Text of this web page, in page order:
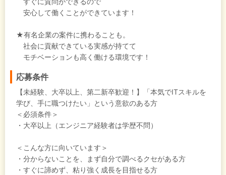
安心して働くことができています！
★有名企業の案件に携わることも。
社会に貢献できている実感が持てて
モチベーションも高く働ける環境です！
応募条件
【未経験、大卒以上、第二新卒歓迎！】「本気でITスキルを
学び、手に職つけたい」という意欲のある方
＜必須条件＞
・大卒以上（エンジニア経験者は学歴不問）
＜こんな方に向いています＞
・分からないことを、まず自分で調べるクセがある方
・すぐに諦めず、粘り強く成長を目指せる方